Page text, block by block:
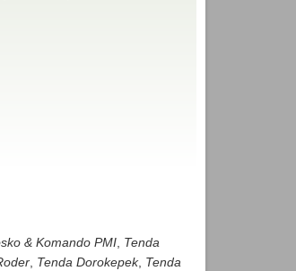
& Komando PMI, Tenda
, Tenda Dorokepek, Tenda